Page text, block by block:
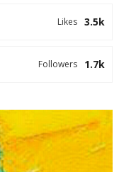
3.5k
Likes
1.7k
Followers